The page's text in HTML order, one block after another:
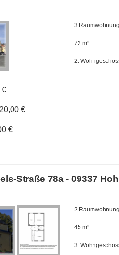
3 Raumwohnung
72 m²
2.
€
€
€
Straße 78a - 09337
2 Raumwohnung
45 m²
3.